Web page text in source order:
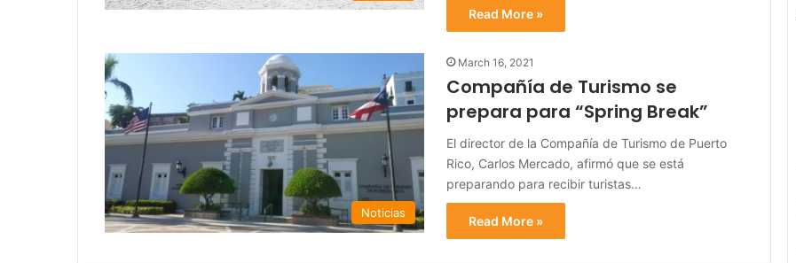
Read More »
Noticias
March 16, 2021
Compañía de Turismo se
prepara para “Spring Break”
El director de la Compañía de Turismo de Puerto
Rico, Carlos Mercado, afirmó que se está
preparando para recibir turistas…
Read More »